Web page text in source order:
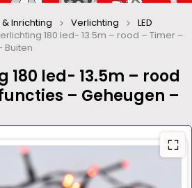
180 led- 13.5m – rood
– Geheugen –
Inrichting Verlichting
LED
180 led- 13.5m – rood – Timer –
Buiten